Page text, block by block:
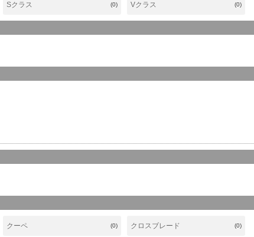
Sクラス (0) Vクラス (0)
クーペ (0) クロスブレード (0)